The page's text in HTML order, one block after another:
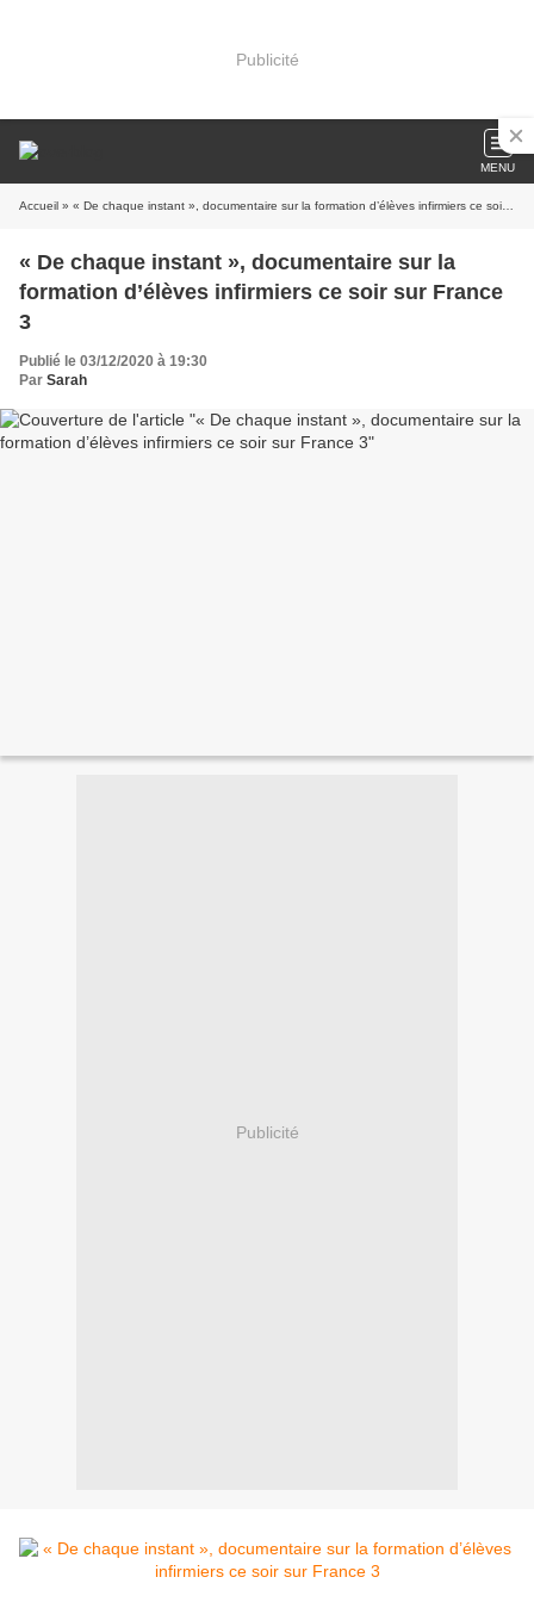
Publicité
MENU
Accueil » « De chaque instant », documentaire sur la formation d’élèves infirmiers ce soir sur France 3
« De chaque instant », documentaire sur la
formation d’élèves infirmiers ce soir sur France
3
Publié le 03/12/2020 à 19:30
Par Sarah
Publicité